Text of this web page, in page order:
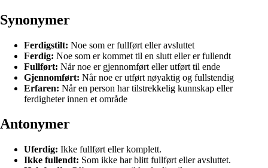
Synonymer
Ferdigstilt: Noe som er fullført eller avsluttet
Ferdig: Noe som er kommet til en slutt eller er fullendt
Fullført: Når noe er gjennomført eller utført til ende
Gjennomført: Når noe er utført nøyaktig og fullstendig
Erfaren: Når en person har tilstrekkelig kunnskap eller
ferdigheter innen et område
Antonymer
Uferdig: Ikke fullført eller komplett.
Ikke fullendt: Som ikke har blitt fullført eller avsluttet.